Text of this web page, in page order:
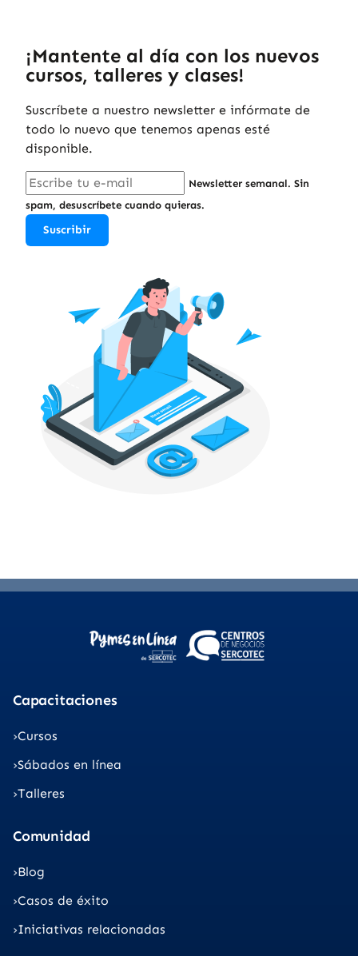
¡Mantente al día con los nuevos
cursos, talleres y clases!
Suscríbete a nuestro newsletter e infórmate de
todo lo nuevo que tenemos apenas esté
disponible.
Newsletter semanal. Sin
spam, desuscríbete cuando quieras.
Suscribir
Capacitaciones
Cursos
Sábados en línea
Talleres
Comunidad
Blog
Casos de éxito
Iniciativas relacionadas